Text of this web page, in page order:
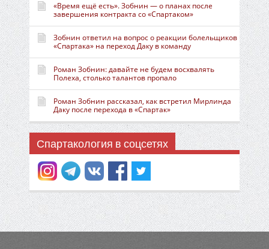
«Время ещё есть». Зобнин — о планах после
завершения контракта со «Спартаком»
Зобнин ответил на вопрос о реакции болельщиков
«Спартака» на переход Даку в команду
Роман Зобнин: давайте не будем восхвалять
Полеха, столько талантов пропало
Роман Зобнин рассказал, как встретил Мирлинда
Даку после перехода в «Спартак»
Спартакология в соцсетях